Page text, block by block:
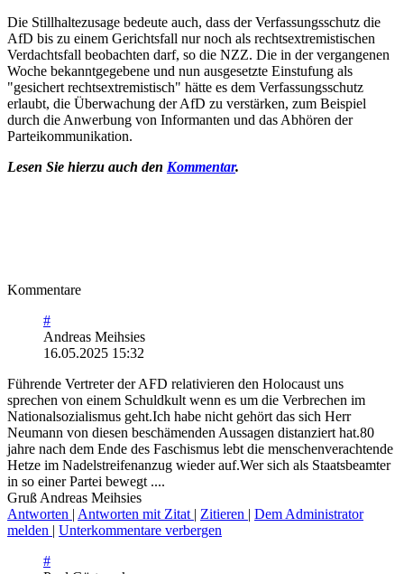
Die Stillhaltezusage bedeute auch, dass der Verfassungsschutz die
AfD bis zu einem Gerichtsfall nur noch als rechtsextremistischen
Verdachtsfall beobachten darf, so die NZZ. Die in der vergangenen
Woche bekanntgegebene und nun ausgesetzte Einstufung als
"gesichert rechtsextremistisch" hätte es dem Verfassungsschutz
erlaubt, die Überwachung der AfD zu verstärken, zum Beispiel
durch die Anwerbung von Informanten und das Abhören der
Parteikommunikation.
Lesen Sie hierzu auch den Kommentar.
Kommentare
#
Andreas Meihsies
16.05.2025 15:32
Führende Vertreter der AFD relativieren den Holocaust uns
sprechen von einem Schuldkult wenn es um die Verbrechen im
Nationalsozialismus geht.Ich habe nicht gehört das sich Herr
Neumann von diesen beschämenden Aussagen distanziert hat.80
jahre nach dem Ende des Faschismus lebt die menschenverachtende
Hetze im Nadelstreifenanzug wieder auf.Wer sich als Staatsbeamter
in so einer Partei bewegt ....
Gruß Andreas Meihsies
Antworten | Antworten mit Zitat | Zitieren | Dem Administrator
melden | Unterkommentare verbergen
#